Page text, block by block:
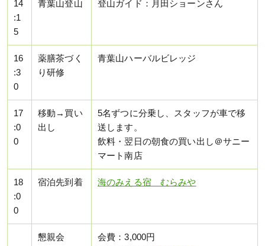
14
:1
5
青葉山登山 登山ガイド：月田ショーンさん
16
:3
0
薬膳茶づく
り研修
青葉山ハーバルビレッジ
17
:0
0
移動→買い
出し
5名ずつに分乗し、スタッフが車で移
送します。
飲料・翌日の朝食の買い出し＠サニー
マート南店
18
:0
0
宿泊先到着 海のみえる宿 むらみや
懇親会
会費：3,000円